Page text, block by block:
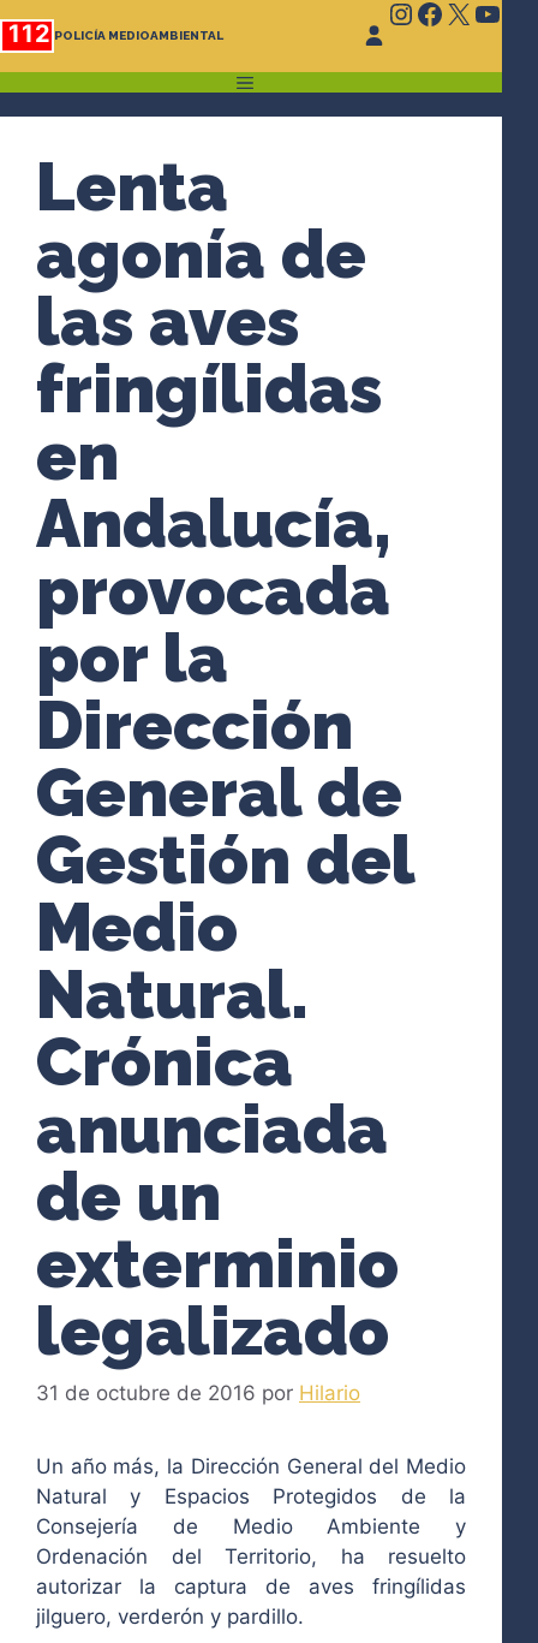
Saltar
al
contenido
112 POLICÍA MEDIOAMBIENTAL
Instagram
X
MENÚ
Lenta
agonía de
las aves
fringílidas
en
Andalucía,
provocada
por la
Dirección
General de
Gestión del
Medio
Natural.
Crónica
anunciada
de un
exterminio
legalizado
31 de octubre de 2016 por Hilario
Un año más, la Dirección General del Medio
Natural y Espacios Protegidos de la
Consejería de Medio Ambiente y
Ordenación del Territorio, ha resuelto
autorizar la captura de aves fringílidas
jilguero, verderón y pardillo.